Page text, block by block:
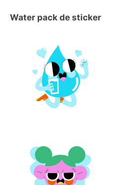
Water pack de sticker